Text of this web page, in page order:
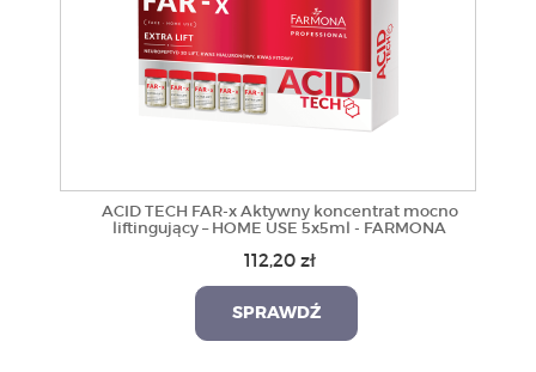
ACID TECH FAR-x Aktywny koncentrat mocno
liftingujący – HOME USE 5x5ml - FARMONA
112,20 zł
SPRAWDŹ